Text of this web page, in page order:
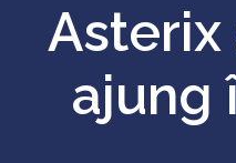
Asterix
ajung